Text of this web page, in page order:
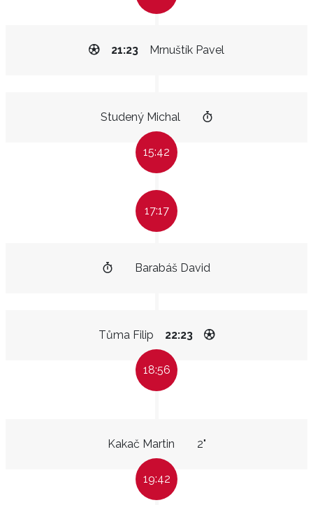
Mrnuštík Pavel
21:23
Studený Michal
15:42
17:17
Barabáš David
Tůma Filip 22:23
18:56
Kakač Martin 2"
19:42